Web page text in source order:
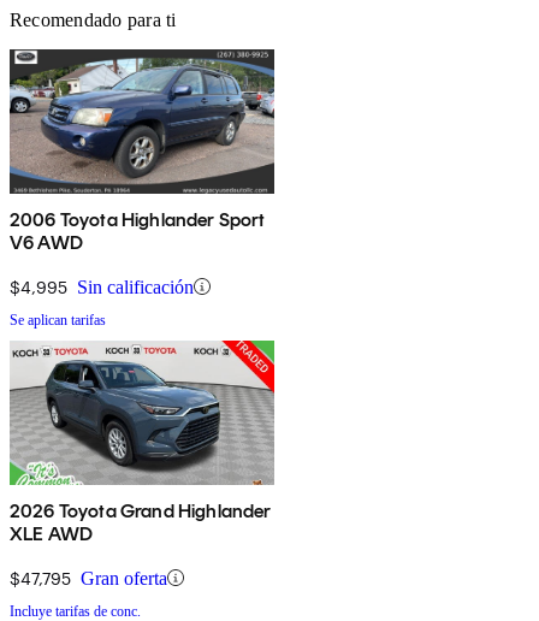
Recomendado para ti
2006 Toyota Highlander Sport
V6 AWD
$4,995 Sin calificación
Se aplican tarifas
2026 Toyota Grand Highlander
XLE AWD
$47,795 Gran oferta
Incluye tarifas de conc.